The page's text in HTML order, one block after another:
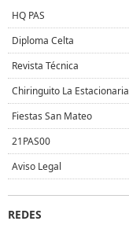
HQ PAS
Diploma Celta
Revista Técnica
Chiringuito La Estacionaria
Fiestas San Mateo
21PAS00
Aviso Legal
REDES